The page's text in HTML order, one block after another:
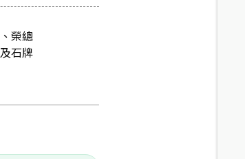
榮總
石牌